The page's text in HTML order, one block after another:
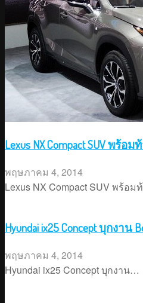
Lexus NX Compact SUV พร้อ
พฤษภาคม 4, 2014
Lexus NX Compact SUV พร้อ
Hyundai ix25 Concept บุกงาน
พฤษภาคม 4, 2014
Hyundai ix25 Concept บุกงาน…